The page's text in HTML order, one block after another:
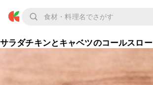
サラダチキンとキャベツのコールスロー